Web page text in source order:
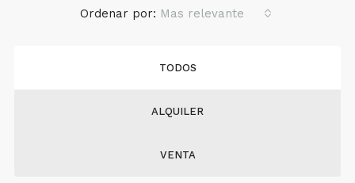
TODOS
ALQUILER
VENTA
Ordenar por: Mas relevante